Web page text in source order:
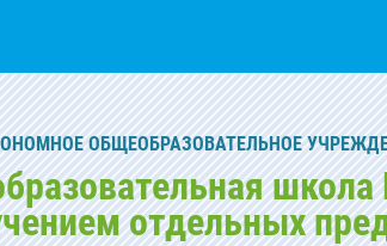
ОБЩЕОБРАЗОВАТЕЛЬНОЕ
отдельных